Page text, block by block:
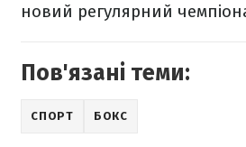
новий регулярний
Пов'язані теми:
СПОРТ БОКС